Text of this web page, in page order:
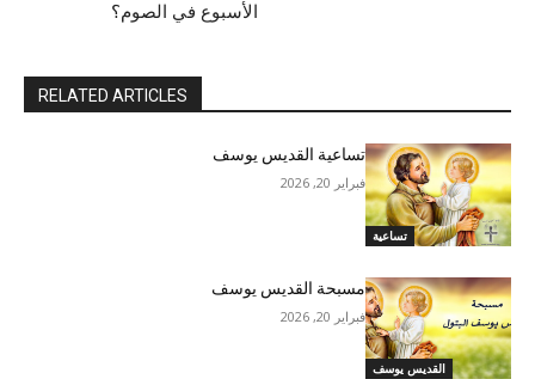
الأسبوع في الصوم؟
RELATED ARTICLES
تساعية
تساعية القديس يوسف
فبراير 20, 2026
القديس يوسف
مسبحة القديس يوسف
فبراير 20, 2026